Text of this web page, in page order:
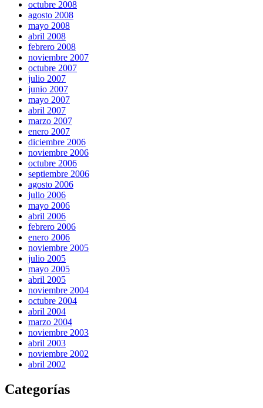
octubre 2008
agosto 2008
mayo 2008
abril 2008
febrero 2008
noviembre 2007
octubre 2007
julio 2007
junio 2007
mayo 2007
abril 2007
marzo 2007
enero 2007
diciembre 2006
noviembre 2006
octubre 2006
septiembre 2006
agosto 2006
julio 2006
mayo 2006
abril 2006
febrero 2006
enero 2006
noviembre 2005
julio 2005
mayo 2005
abril 2005
noviembre 2004
octubre 2004
abril 2004
marzo 2004
noviembre 2003
abril 2003
noviembre 2002
abril 2002
Categorías